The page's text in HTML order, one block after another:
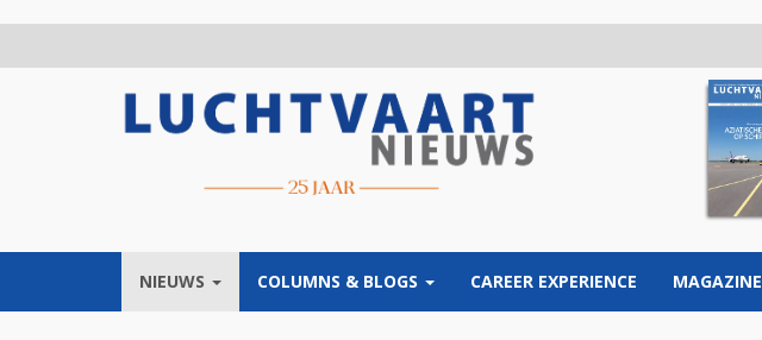
NIEUWS COLUMNS & BLOGS CAREER EXPERIENCE MAGAZINE